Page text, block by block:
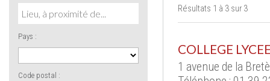
Pays :
Code postal :
Résultats 1 à 3 sur 3
COLLEGE
1 avenue de la